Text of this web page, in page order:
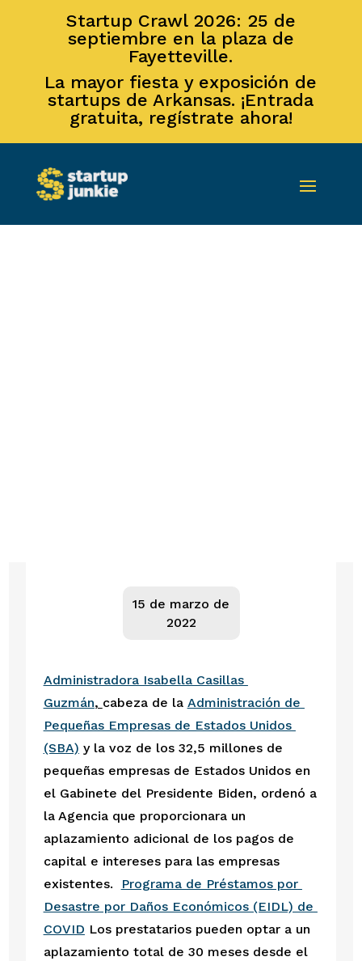
Startup Crawl 2026: 25 de
septiembre en la plaza de
Fayetteville.
La mayor fiesta y exposición de
startups de Arkansas. ¡Entrada
gratuita, regístrate ahora!
15 de marzo de
2022
Administradora Isabella Casillas
Guzmán, cabeza de la Administración de
Pequeñas Empresas de Estados Unidos
(SBA) y la voz de los 32,5 millones de
pequeñas empresas de Estados Unidos en
el Gabinete del Presidente Biden, ordenó a
la Agencia que proporcionara un
aplazamiento adicional de los pagos de
capital e intereses para las empresas
existentes.
Programa de Préstamos por
Desastre por Daños Económicos (EIDL) de
COVID Los prestatarios pueden optar a un
aplazamiento total de 30 meses desde el